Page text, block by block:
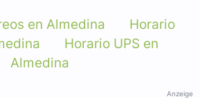
en Almedina
Horario
Horario UPS en
Almedina
Anzeige